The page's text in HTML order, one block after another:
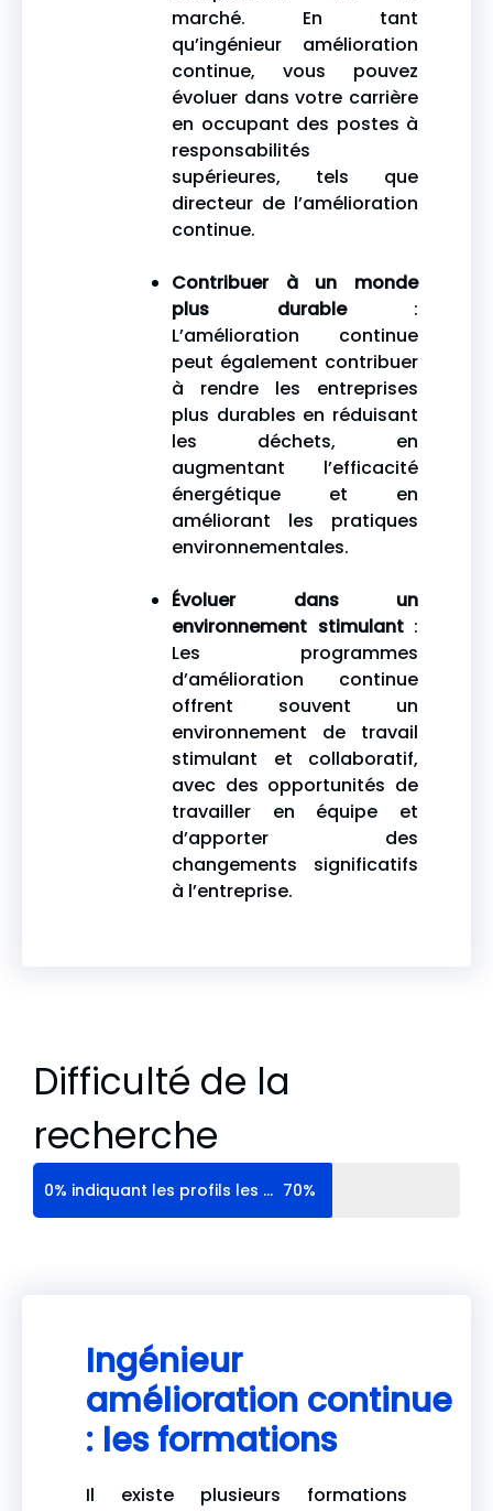
marché. En tant
qu’ingénieur amélioration
continue, vous pouvez
évoluer dans votre carrière
en occupant des postes à
responsabilités
supérieures, tels que
directeur de l’amélioration
continue.
Contribuer à un monde
plus durable:
L’amélioration continue
peut également contribuer
à rendre les entreprises
plus durables en réduisant
les déchets, en
augmentant l’efficacité
énergétique et en
améliorant les pratiques
environnementales.
Évoluer dans un
environnement stimulant:
Les programmes
d’amélioration continue
offrent souvent un
environnement de travail
stimulant et collaboratif,
avec des opportunités de
travailler en équipe et
d’apporter des
changements significatifs
à l’entreprise.
Difficulté de la
recherche
0% indiquant les profils les plus communs, et 100% les profils extrêmement rares 70%
Ingénieur
amélioration continue
: les formations
Il existe plusieurs formations